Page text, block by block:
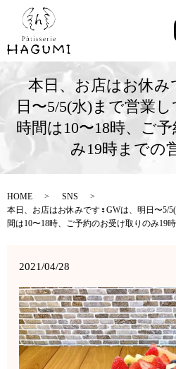
本日、お店はお休
日〜5/5(水)まで営業
時間は10〜18時、ご
み19時までの
HOME
SNS
本日、お店はお休みです‍♀️GWは、明日〜5/
間は10〜18時、ご予約のお受け取りのみ19
2021/04/28